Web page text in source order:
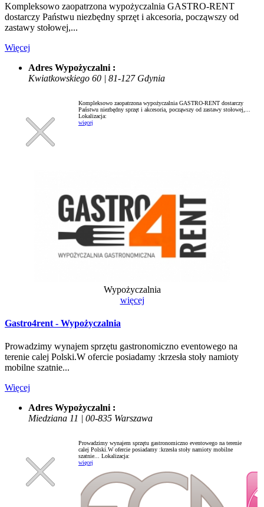
Kompleksowo zaopatrzona wypożyczalnia GASTRO-RENT
dostarczy Państwu niezbędny sprzęt i akcesoria, począwszy od
zastawy stołowej,...
Więcej
Adres Wypożyczalni :
Kwiatkowskiego 60 | 81-127 Gdynia
Kompleksowo zaopatrzona wypożyczalnia GASTRO-RENT dostarczy
Państwu niezbędny sprzęt i akcesoria, począwszy od zastawy stołowej,...
Lokalizacja:
więcej
Wypożyczalnia
więcej
Gastro4rent - Wypożyczalnia
Prowadzimy wynajem sprzętu gastronomiczno eventowego na
terenie calej Polski.W ofercie posiadamy :krzesła stoły namioty
mobilne szatnie...
Więcej
Adres Wypożyczalni :
Miedziana 11 | 00-835 Warszawa
Prowadzimy wynajem sprzętu gastronomiczno eventowego na terenie
calej Polski.W ofercie posiadamy :krzesła stoły namioty mobilne
szatnie... Lokalizacja:
więcej